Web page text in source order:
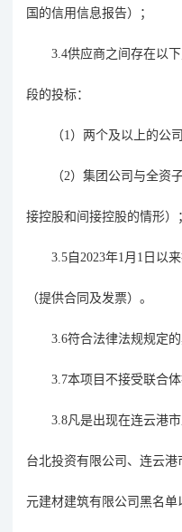
国的信用信息报告）；
3.4供应商之间存在以
段的投标：
（1）两个及以上的公
（2）集团公司与全资
接控股和间接控股的情形）
3. 5 自 2023年1月1日以
（提供合同及发票）。
3.6符合法律法规规定的
3. 7本项目不接受联合
3.8凡是出现在连云港
台北投资有限公司、连云
元建材建筑有限公司黑名